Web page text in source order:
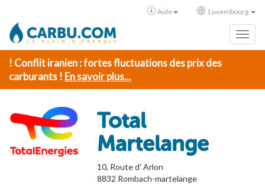
Aide Luxembourg
! Conflit iranien : fortes fluctuations des prix des
carburants ! En savoir plus...
Total
Martelange
10, Route d' Arlon
8832 Rombach-martelange